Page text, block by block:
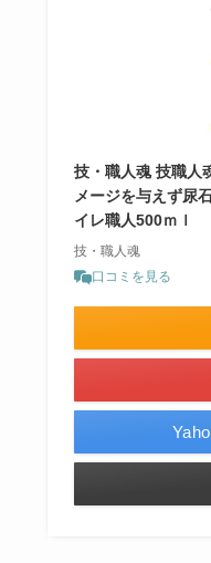
技・職人魂 技職人
メージを与えず尿
イレ職人500ｍｌ
技・職人魂
口コミを見る